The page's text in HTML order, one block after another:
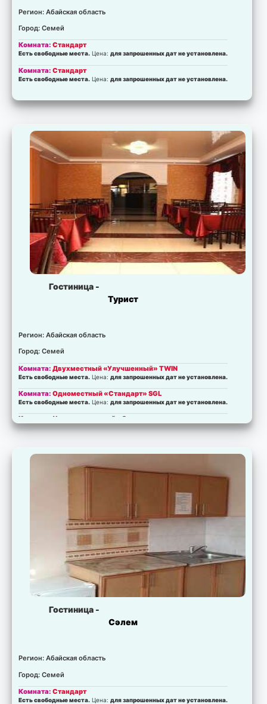
Регион: Абайская область
Город: Семей
Комната:Стандарт
Есть свободные места. Цена:для запрошенных дат не установлена.
Комната:Стандарт
Есть свободные места. Цена:для запрошенных дат не установлена.
Гостиница -
Турист
Регион: Абайская область
Город: Семей
Комната:Двухместный «Улучшенный» TWIN
Есть свободные места. Цена:для запрошенных дат не установлена.
Комната:Одноместный «Стандарт» SGL
Есть свободные места. Цена:для запрошенных дат не установлена.
Комната: Четырехместный «Стандарт»
Двухместный «Улучшенный» DBL
для запрошенных дат не установлена.
Двухместный «Улучшенный» TWIN
для запрошенных дат не установлена.
Двухместный «Полу-люкс» DBL
Есть свободные места.Цена:для запрошенных дат не установлена.
Гостиница -
Сәлем
Регион: Абайская область
Город: Семей
Комната:Стандарт
Есть свободные места. Цена:для запрошенных дат не установлена.